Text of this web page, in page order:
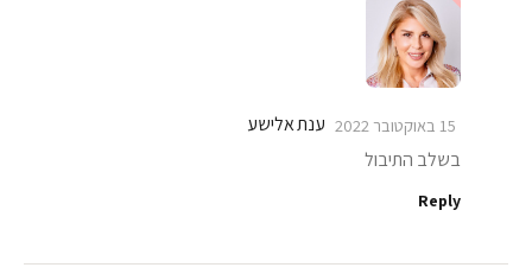
ענת אלישע 15 באוקטובר 2022
בשלב התיבול
Reply